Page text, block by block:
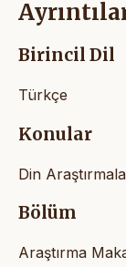
Birincil Dil
Türkçe
Konular
Din
Bölüm
Araştırma